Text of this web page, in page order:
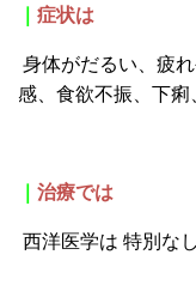
症状は
身体がだるい、疲
感、食欲不振、下痢
治療では
西洋医学は 特別なし